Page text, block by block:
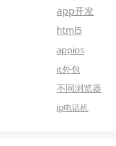
app开发
html5
appios
it外包
不同浏览器
ip电话机